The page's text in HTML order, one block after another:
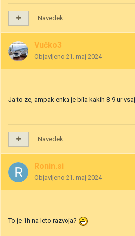
Navedek
Vučko3
Objavljeno 21. maj 2024
Ja to ze, ampak enka je bila kakih 8-9 ur vsaj
Navedek
Ronin.si
Objavljeno 21. maj 2024
To je 1h na leto razvoja?